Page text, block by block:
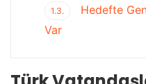
1.3.
Hedefte
Var